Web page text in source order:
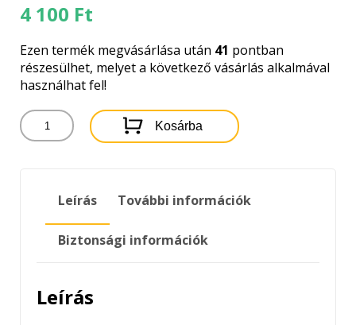
4 100 Ft
Ezen termék megvásárlása után 41 pontban
részesülhet, melyet a következő vásárlás alkalmával
használhat fel!
WÜRTH
BELSŐTÉR
Kosárba
Leírás További információk
Biztonsági információk
Leírás